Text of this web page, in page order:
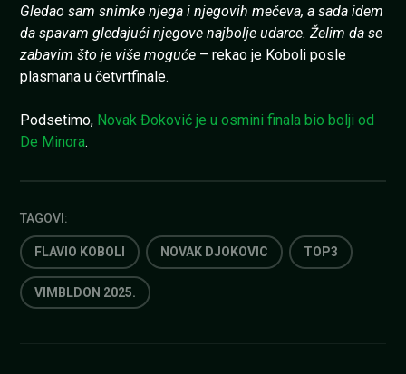
Gledao sam snimke njega i njegovih mečeva, a sada idem
da spavam gledajući njegove najbolje udarce. Želim da se
zabavim što je više moguće – rekao je Koboli posle
plasmana u četvrtfinale.
Podsetimo, Novak Đoković je u osmini finala bio bolji od
De Minora.
TAGOVI:
FLAVIO KOBOLI NOVAK DJOKOVIC TOP3
VIMBLDON 2025.